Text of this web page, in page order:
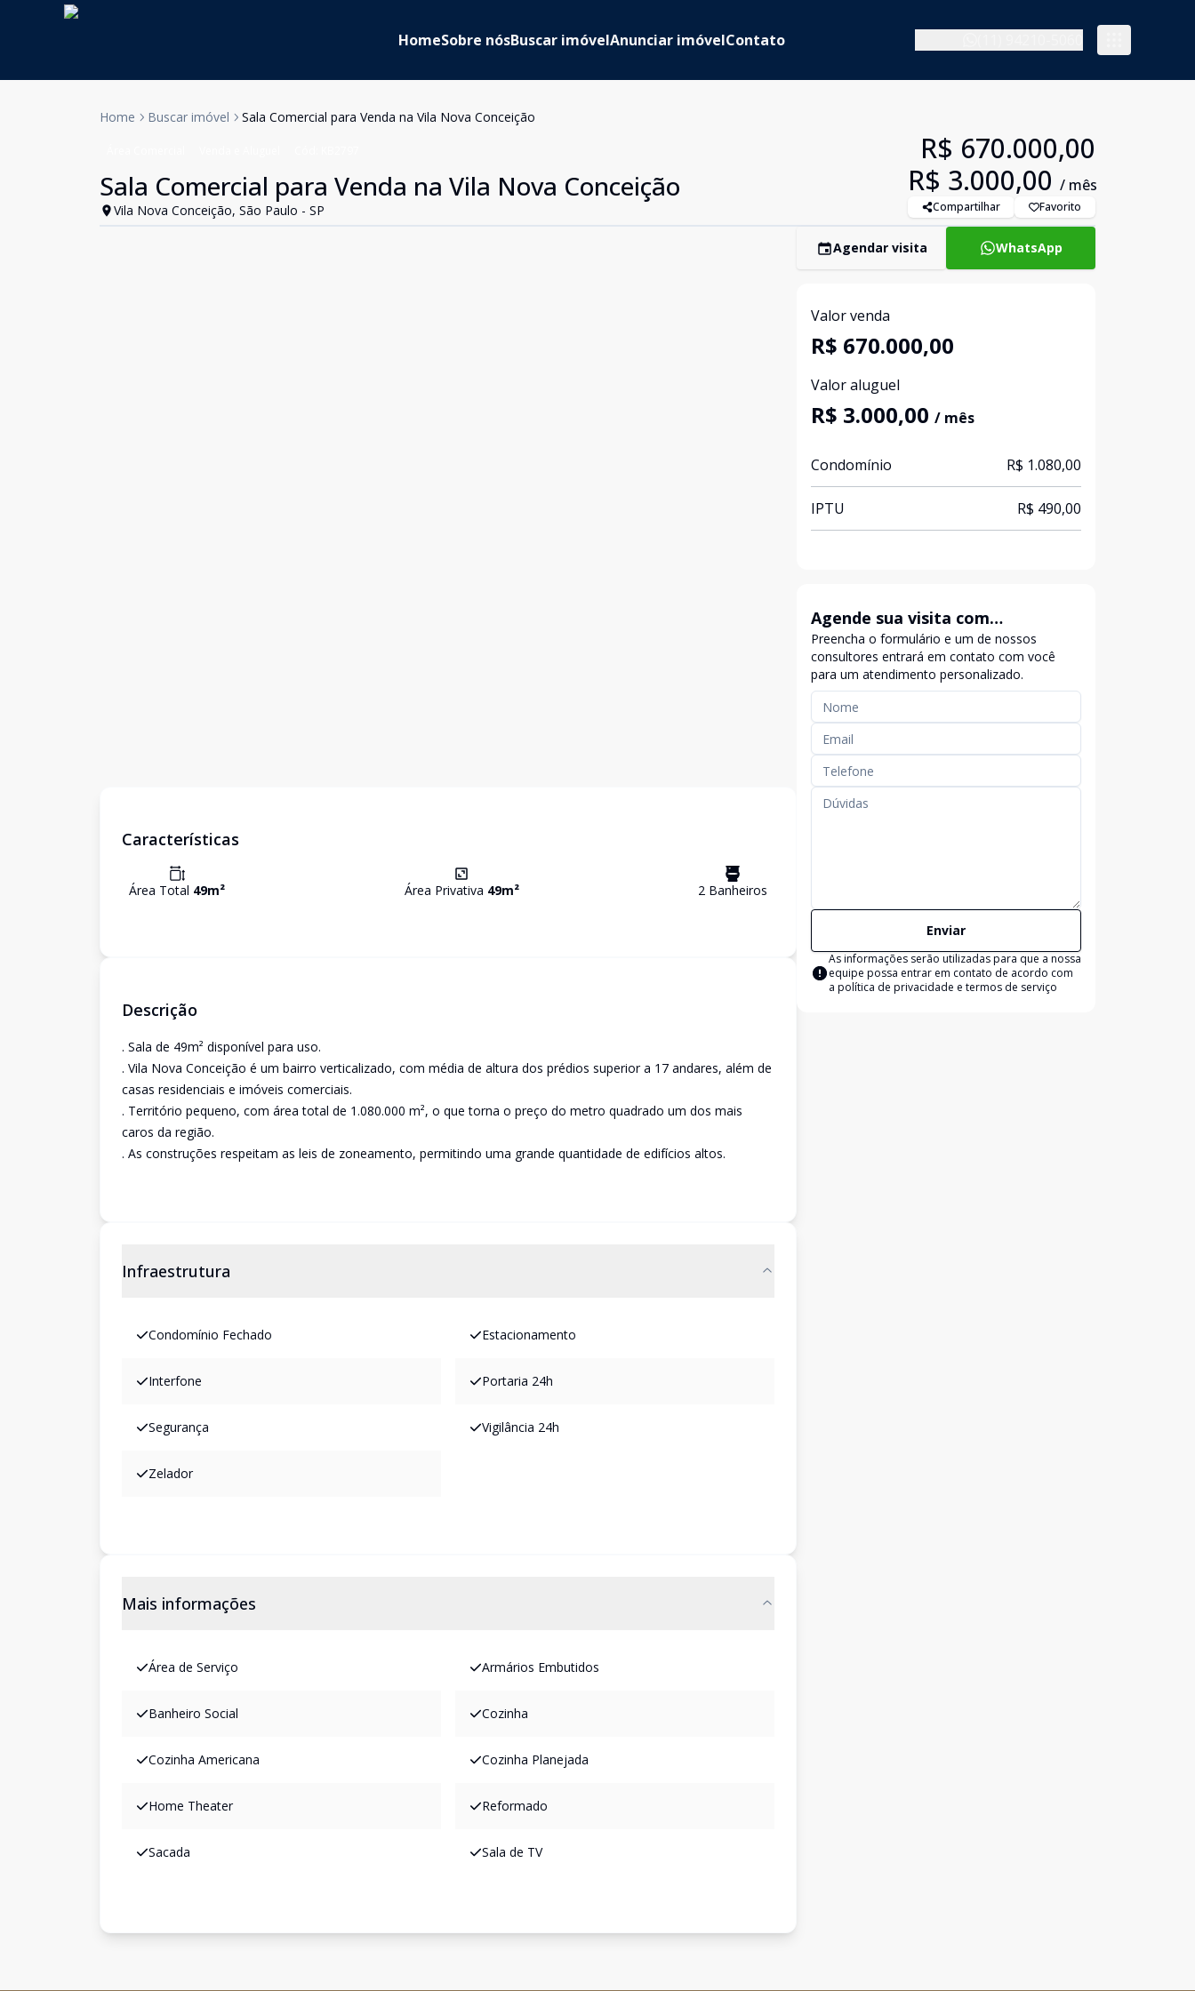
HomeSobre nósBuscar imóvelAnunciar imóvelContato
Home Buscar imóvel Sala Comercial para Venda na Vila Nova Conceição
Sala Comercial para Venda na Vila Nova Conceição
Vila Nova Conceição, São Paulo - SP
R$ 670.000,00
R$ 3.000,00 / mês
Compartilhar Favorito
Características
Área Total 49m² Área Privativa 49m² 2 Banheiros
Descrição
. Sala de 49m² disponível para uso.
. Vila Nova Conceição é um bairro verticalizado, com média de altura dos prédios superior a 17 andares, além de
casas residenciais e imóveis comerciais.
. Território pequeno, com área total de 1.080.000 m², o que torna o preço do metro quadrado um dos mais
caros da região.
. As construções respeitam as leis de zoneamento, permitindo uma grande quantidade de edifícios altos.
Infraestrutura
Condomínio Fechado Estacionamento
Interfone Portaria 24h
Segurança Vigilância 24h
Zelador
Mais informações
Área de Serviço Armários Embutidos
Banheiro Social Cozinha
Cozinha Americana Cozinha Planejada
Home Theater Reformado
Sacada Sala de TV
Agendar visita WhatsApp
Valor venda
R$ 670.000,00
Valor aluguel
R$ 3.000,00 / mês
Condomínio R$ 1.080,00
IPTU R$ 490,00
Agende sua visita com
exclusividade
Preencha o formulário e um de nossos
consultores entrará em contato com você
para um atendimento personalizado.
Enviar
As informações serão utilizadas para que a nossa
equipe possa entrar em contato de acordo com
a política de privacidade e termos de serviço